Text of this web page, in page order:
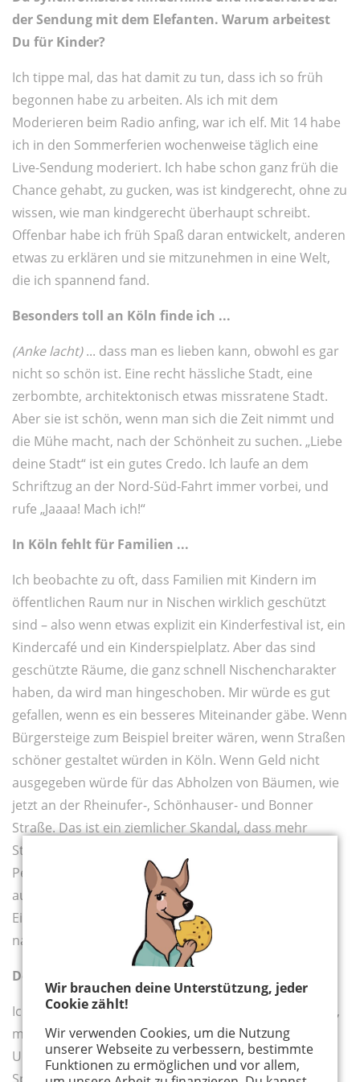
Wir brauchen deine Unterstützung, jeder
Cookie zählt!
Wir verwenden Cookies, um die Nutzung
unserer Webseite zu verbessern, bestimmte
Funktionen zu ermöglichen und vor allem,
der Sendung mit dem Elefanten. Warum arbeitest
Du für Kinder?
Ich tippe mal, das hat damit zu tun, dass ich so früh
begonnen habe zu arbeiten. Als ich mit dem
Moderieren beim Radio anfing, war ich elf. Mit 14 habe
ich in den Sommerferien wochenweise täglich eine
Live-Sendung moderiert. Ich habe schon ganz früh die
Chance gehabt, zu gucken, was ist kindgerecht, ohne zu
wissen, wie man kindgerecht überhaupt schreibt.
Offenbar habe ich früh Spaß daran entwickelt, anderen
etwas zu erklären und sie mitzunehmen in eine Welt,
die ich spannend fand.
Besonders toll an Köln finde ich ...
(Anke lacht)... dass man es lieben kann, obwohl es gar
nicht so schön ist. Eine recht hässliche Stadt, eine
zerbombte, architektonisch etwas missratene Stadt.
Aber sie ist schön, wenn man sich die Zeit nimmt und
die Mühe macht, nach der Schönheit zu suchen. „Liebe
deine Stadt“ ist ein gutes Credo. Ich laufe an dem
Schriftzug an der Nord-Süd-Fahrt immer vorbei, und
rufe „Jaaaa! Mach ich!“
In Köln fehlt für Familien ...
Ich beobachte zu oft, dass Familien mit Kindern im
öffentlichen Raum nur in Nischen wirklich geschützt
sind – also wenn etwas explizit ein Kinderfestival ist, ein
Kindercafé und ein Kinderspielplatz. Aber das sind
geschützte Räume, die ganz schnell Nischencharakter
haben, da wird man hingeschoben. Mir würde es gut
gefallen, wenn es ein besseres Miteinander gäbe. Wenn
Bürgersteige zum Beispiel breiter wären, wenn Straßen
schöner gestaltet würden in Köln. Wenn Geld nicht
ausgegeben würde für das Abholzen von Bäumen, wie
jetzt an der Rheinufer-, Schönhauser- und Bonner
Straße. Das ist ein ziemlicher Skandal, dass mehr
Straßen gebaut werden. Man muss den öffentlichen
Personennahverkehr und den Fahrradverkehr
ausbauen. Immer mal nach Skandinavien gucken!
Einfach mal die Kölner Verkehrsplaner nehmen und
nach Skandinavien schicken!
Dein Tipp für Familienausflüge
Ich finde eigentlich alles am Rhein gut. Ich finde es toll,
mit der Bahn am Rhein entlang zu fahren, also vom
Ubierring aus einfach gen Süden. Das macht großen
Spaß. Ich finde viele Parks in Köln gut angelegt. Aber